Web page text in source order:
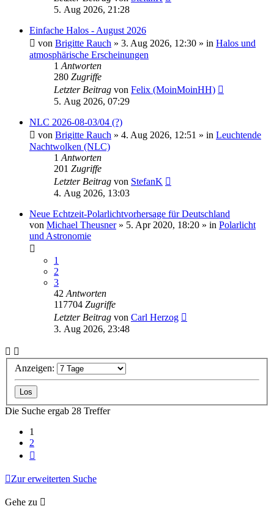
5. Aug 2026, 21:28
Einfache Halos - August 2026
von Brigitte Rauch » 3. Aug 2026, 12:30 » in Halos und
atmosphärische Erscheinungen
1 Antworten
280 Zugriffe
Letzter Beitrag von Felix (MoinMoinHH)
5. Aug 2026, 07:29
NLC 2026-08-03/04 (?)
von Brigitte Rauch » 4. Aug 2026, 12:51 » in Leuchtende
Nachtwolken (NLC)
1 Antworten
201 Zugriffe
Letzter Beitrag von StefanK
4. Aug 2026, 13:03
Neue Echtzeit-Polarlichtvorhersage für Deutschland
von Michael Theusner» 5. Apr 2020, 18:20 » in Polarlicht
und Astronomie
1
2
3
42 Antworten
117704 Zugriffe
Letzter Beitrag von Carl Herzog
3. Aug 2026, 23:48
Anzeigen:
Die Suche ergab 28 Treffer
1
2
Zur erweiterten Suche
Gehe zu